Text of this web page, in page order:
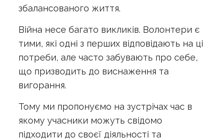
збалансованого життя.
Війна несе багато викликів. Волонтери є
тими, які одні з перших відповідають на ці
потреби, але часто забувають про себе,
що призводить до виснаження та
вигорання.
Тому ми пропонуємо на зустрічах час в
якому учасники можуть свідомо
підходити до своєї діяльності та